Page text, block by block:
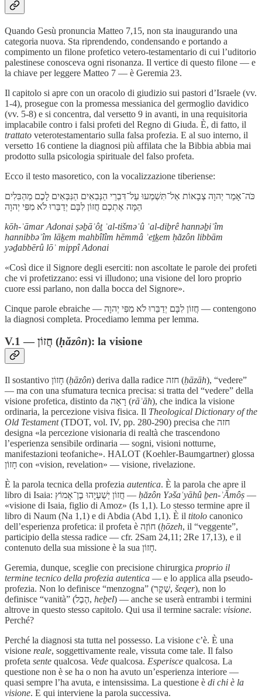
Quando Gesù pronuncia Matteo 7,15, non sta inaugurando una
categoria nuova. Sta riprendendo, condensando e portando a
compimento un filone profetico vetero-testamentario di cui l’uditorio
palestinese conosceva ogni risonanza. Il vertice di questo filone — e
la chiave per leggere Matteo 7 — è Geremia 23.
Il capitolo si apre con un oracolo di giudizio sui pastori d’Israele (vv.
1-4), prosegue con la promessa messianica del germoglio davidico
(vv. 5-8) e si concentra, dal versetto 9 in avanti, in una requisitoria
implacabile contro i falsi profeti del Regno di Giuda. È, di fatto, il
trattato veterotestamentario sulla falsa profezia. E al suo interno, il
versetto 16 contiene la diagnosi più affilata che la Bibbia abbia mai
prodotto sulla psicologia spirituale del falso profeta.
Ecco il testo masoretico, con la vocalizzazione tiberiense:
כֹּה־אָמַר יְהוָה צְבָאוֹת אַל־תִּשְׁמְעוּ עַל־דִּבְרֵי הַנְּבִאִים הַנִּבְּאִים לָכֶם מַהְבִּלִים
הֵמָּה אֶתְכֶם חֲזוֹן לִבָּם יְדַבֵּרוּ לֹא מִפִּי יְהוָה
kōh-ʾāmar Adonai ṣəḇāʾôṯ ʾal-tišməʿû ʿal-diḇrê hannəḇiʾîm
hannibbəʾîm lāḵem mahbîlîm hēmmâ ʾeṯḵem ḥăzôn libbām
yəḏabbērû lōʾ mippî Adonai
«Così dice il Signore degli eserciti: non ascoltate le parole dei profeti
che vi profetizzano: essi vi illudono; una visione del loro proprio
cuore essi parlano, non dalla bocca del Signore».
Cinque parole ebraiche — חֲזוֹן לִבָּם יְדַבֵּרוּ לֹא מִפִּי יְהוָה — contengono
la diagnosi completa. Procediamo lemma per lemma.
V.1 — חֲזוֹן (ḥăzôn): la visione
Il sostantivo חָזוֹן (ḥāzôn ) deriva dalla radice חזה (ḥāzāh), “vedere”
— ma con una sfumatura tecnica precisa: si tratta del “vedere” della
visione profetica, distinto da רָאָה (rāʾāh), che indica la visione
ordinaria, la percezione visiva fisica. Il Theological Dictionary of the
Old Testament(TDOT, vol. IV, pp. 280-290) precisa che חזה
designa «la percezione visionaria di realtà che trascendono
l’esperienza sensibile ordinaria — sogni, visioni notturne,
manifestazioni teofaniche». HALOT (Koehler-Baumgartner) glossa
חָזוֹן con «vision, revelation» — visione, rivelazione.
È la parola tecnica della profezia autentica. È la parola che apre il
libro di Isaia: חֲזוֹן יְשַׁעְיָהוּ בֶן־אָמוֹץ — ḥăzôn Yəšaʿyāhû ḇen-ʾĀmôṣ —
«visione di Isaia, figlio di Amoz» (Is 1,1). Lo stesso termine apre il
libro di Naum (Na 1,1) e di Abdia (Abd 1,1). È il titolo canonico
dell’esperienza profetica: il profeta è חוֹזֶה (ḥōzeh, il “veggente”,
participio della stessa radice — cfr. 2Sam 24,11; 2Re 17,13), e il
contenuto della sua missione è la sua חָזוֹן.
Geremia, dunque, sceglie con precisione chirurgica proprio il
termine tecnico della profezia autentica — e lo applica alla pseudo-
profezia. Non lo definisce “menzogna” (שֶׁקֶר, šeqer), non lo
definisce “vanità” (הֶבֶל, heḇel) — anche se userà entrambi i termini
altrove in questo stesso capitolo. Qui usa il termine sacrale: visione.
Perché?
Perché la diagnosi sta tutta nel possesso. La visione c’è. È una
visione reale, soggettivamente reale, vissuta come tale. Il falso
profeta sente qualcosa. Vede qualcosa. Esperisce qualcosa. La
questione non è se ha o non ha avuto un’esperienza interiore —
quasi sempre l’ha avuta, e intensissima. La questione è di chi è la
visione. E qui interviene la parola successiva.